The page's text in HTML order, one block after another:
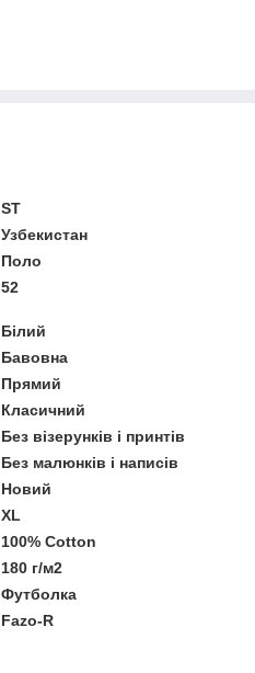
ST
Узбекистан
Поло
52
Білий
Бавовна
Прямий
Класичний
Без візерунків і принтів
Без малюнків і написів
Новий
XL
100% Cotton
180 г/м2
Футболка
Fazo-R